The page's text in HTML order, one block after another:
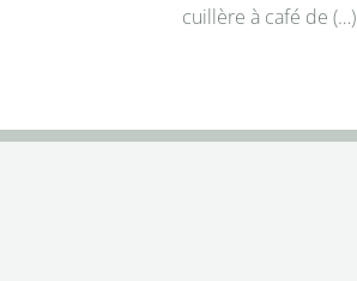
cuillère à café de (…)